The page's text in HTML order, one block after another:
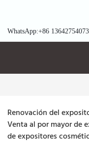
WhatsApp:+86 13642754073
Renovación del
Venta al por mayor de
de expositores